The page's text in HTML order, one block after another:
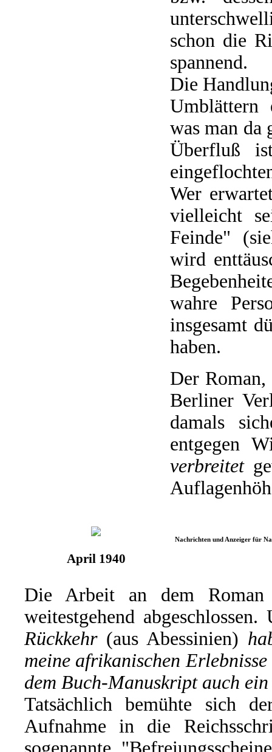
April 1940
schon die
spannend.
Die
Umblättern
was man da
Überfluß
Wer
vielleicht
Feinde"
wird
wahre
insgesamt
haben.
Der
Berliner
damals
entgegen
verbreitet
Nachrichten und Anzeiger für
Die Arbeit an dem
weitestgehend
Rückkehr (aus Abessinien)
meine afrikanischen
dem Buch-Manuskript auch
Tatsächlich bemühte sich
Aufnahme in die